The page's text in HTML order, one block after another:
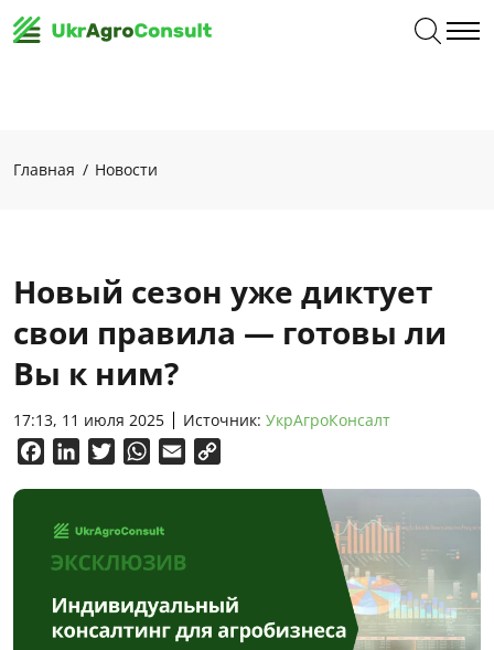
Главная Новости
Новый сезон уже диктует
свои правила — готовы ли
Вы к ним?
17:13, 11 июля 2025 Источник: УкрАгроКонсалт
FacebookLinkedInTwitterWhatsApp
Email